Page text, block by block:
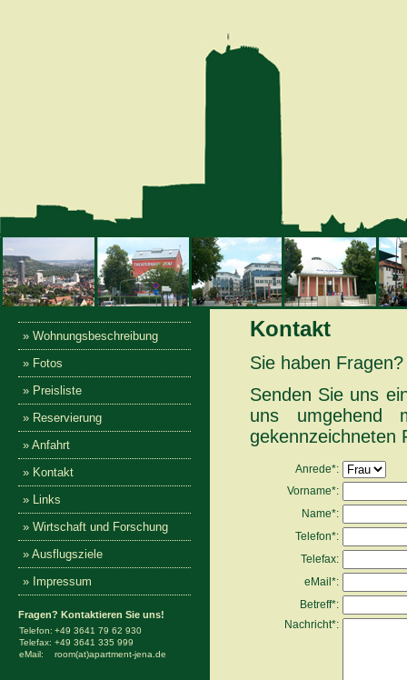
» Wohnungsbeschreibung
» Fotos
» Preisliste
» Reservierung
» Anfahrt
» Kontakt
» Links
» Wirtschaft und Forschung
» Ausflugsziele
» Impressum
Fragen? Kontaktieren Sie uns!
Telefon: +49 3641 79 62 930
Telefax: +49 3641 335 999
eMail:
room(at)apartment-jena.de
Kontakt
Sie haben
Senden Sie uns
uns
gekennzeichneten
Anrede*:
Vorname*:
Name*:
Telefon*:
Telefax:
eMail*:
Betreff*:
Nachricht*: